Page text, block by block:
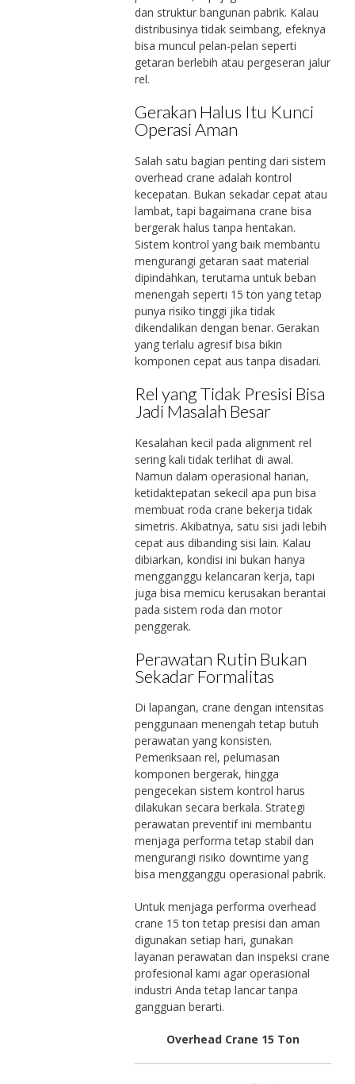
dan struktur bangunan pabrik. Kalau
distribusinya tidak seimbang, efeknya
bisa muncul pelan-pelan seperti
getaran berlebih atau pergeseran jalur
rel.
Gerakan Halus Itu Kunci
Operasi Aman
Salah satu bagian penting dari sistem
overhead crane adalah kontrol
kecepatan. Bukan sekadar cepat atau
lambat, tapi bagaimana crane bisa
bergerak halus tanpa hentakan.
Sistem kontrol yang baik membantu
mengurangi getaran saat material
dipindahkan, terutama untuk beban
menengah seperti 15 ton yang tetap
punya risiko tinggi jika tidak
dikendalikan dengan benar. Gerakan
yang terlalu agresif bisa bikin
komponen cepat aus tanpa disadari.
Rel yang Tidak Presisi Bisa
Jadi Masalah Besar
Kesalahan kecil pada alignment rel
sering kali tidak terlihat di awal.
Namun dalam operasional harian,
ketidaktepatan sekecil apa pun bisa
membuat roda crane bekerja tidak
simetris. Akibatnya, satu sisi jadi lebih
cepat aus dibanding sisi lain. Kalau
dibiarkan, kondisi ini bukan hanya
mengganggu kelancaran kerja, tapi
juga bisa memicu kerusakan berantai
pada sistem roda dan motor
penggerak.
Perawatan Rutin Bukan
Sekadar Formalitas
Di lapangan, crane dengan intensitas
penggunaan menengah tetap butuh
perawatan yang konsisten.
Pemeriksaan rel, pelumasan
komponen bergerak, hingga
pengecekan sistem kontrol harus
dilakukan secara berkala. Strategi
perawatan preventif ini membantu
menjaga performa tetap stabil dan
mengurangi risiko downtime yang
bisa mengganggu operasional pabrik.
Untuk menjaga performa overhead
crane 15 ton tetap presisi dan aman
digunakan setiap hari, gunakan
layanan perawatan dan inspeksi crane
profesional kami agar operasional
industri Anda tetap lancar tanpa
gangguan berarti.
Overhead Crane 15 Ton